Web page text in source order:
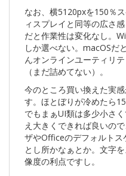
なお、横5120pxを150％
ィスプレイと同等の広さ
だと作業性は変化なし。
しか選べない。macOSだ
んオンラインユーティリ
（まだ詰めてない）。
今のところ買い換えた実
す。ほとぼりが冷めたら
でもまぁUI類は多少小さ
え大きくできれば良いの
ザやOfficeのデフォルト
とし所かなぁとか。文字
像度の利点ですし。